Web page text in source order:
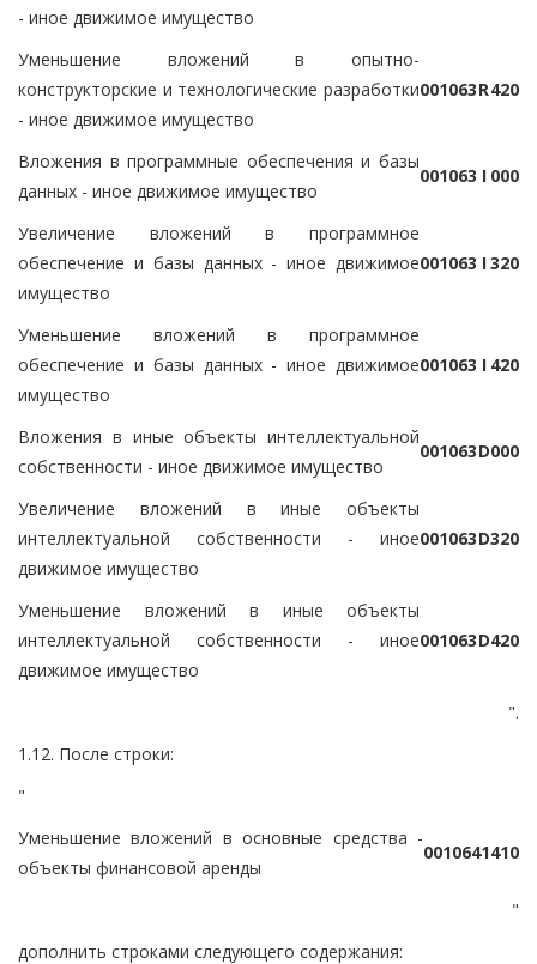
- иное движимое имущество
Уменьшение вложений в опытно-
конструкторские и технологические разработки
- иное движимое имущество
001063R420
Вложения в программные обеспечения и базы
данных - иное движимое имущество
001063 I 000
Увеличение вложений в программное
обеспечение и базы данных - иное движимое
имущество
001063 I320
Уменьшение вложений в программное
обеспечение и базы данных - иное движимое
имущество
001063 I 420
Вложения в иные объекты интеллектуальной
собственности - иное движимое имущество
001063D000
Увеличение вложений в иные объекты
интеллектуальной собственности - иное
движимое имущество
001063D320
Уменьшение вложений в иные объекты
интеллектуальной собственности - иное
движимое имущество
001063D420
".
1.12. После строки:
"
Уменьшение вложений в основные средства -
объекты финансовой аренды
0010641410
"
дополнить строками следующего содержания: